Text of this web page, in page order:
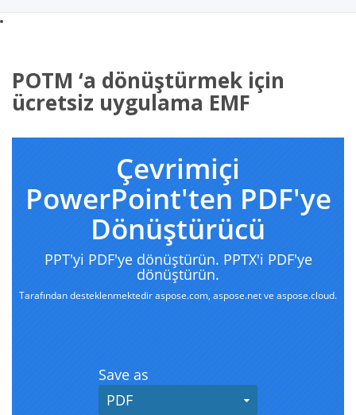
POTM ‘a dönüştürmek için
ücretsiz uygulama EMF